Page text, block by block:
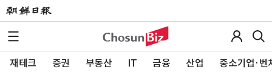
재테크 증권 부동산 IT 금융 산업 중소기업·벤